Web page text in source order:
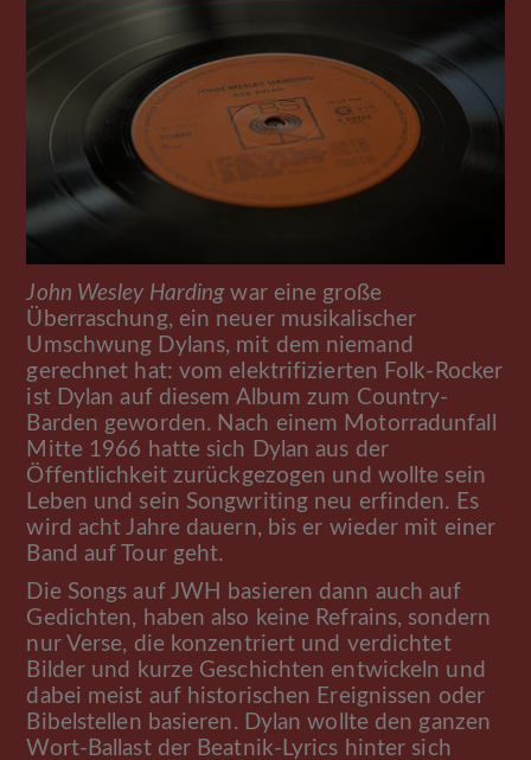
John Wesley Hardingwar eine große
Überraschung, ein neuer musikalischer
Umschwung Dylans, mit dem niemand
gerechnet hat: vom elektrifizierten Folk-Rocker
ist Dylan auf diesem Album zum Country-
Barden geworden. Nach einem Motorradunfall
Mitte 1966 hatte sich Dylan aus der
Öffentlichkeit zurückgezogen und wollte sein
Leben und sein Songwriting neu erfinden. Es
wird acht Jahre dauern, bis er wieder mit einer
Band auf Tour geht.
Die Songs auf JWH basieren dann auch auf
Gedichten, haben also keine Refrains, sondern
nur Verse, die konzentriert und verdichtet
Bilder und kurze Geschichten entwickeln und
dabei meist auf historischen Ereignissen oder
Bibelstellen basieren. Dylan wollte den ganzen
Wort-Ballast der Beatnik-Lyrics hinter sich